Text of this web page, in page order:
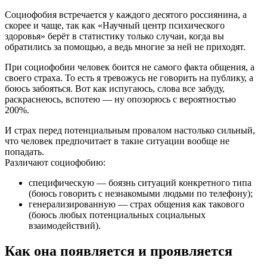
Социофобия встречается у каждого десятого россиянина, а
скорее и чаще, так как «Научный центр психического
здоровья» берёт в статистику только случаи, когда вы
обратились за помощью, а ведь многие за ней не приходят.
При социофобии человек боится не самого факта общения, а
своего страха. То есть я тревожусь не говорить на публику, а
боюсь забояться. Вот как испугаюсь, слова все забуду,
раскраснеюсь, вспотею — ну опозорюсь с вероятностью
200%.
И страх перед потенциальным провалом настолько сильный,
что человек предпочитает в такие ситуации вообще не
попадать.
Различают социофобию:
специфическую — боязнь ситуаций конкретного типа
(боюсь говорить с незнакомыми людьми по телефону);
генерализированную — страх общения как такового
(боюсь любых потенциальных социальных
взаимодействий).
Как она появляется и проявляется